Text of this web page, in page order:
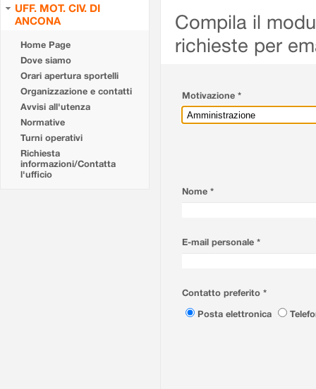
UFF. MOT. CIV. DI
ANCONA
Home Page
Dove siamo
Orari apertura sportelli
Organizzazione e contatti
Avvisi all'utenza
Normative
Turni operativi
Richiesta
informazioni/Contatta
l'ufficio
Compila il
richieste per
Motivazione *
Nome *
E-mail personale *
Contatto preferito *
Posta elettronica